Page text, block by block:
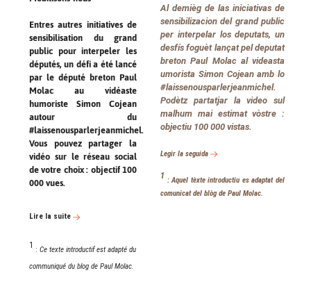
Entres autres initiatives de
sensibilisation du grand
public pour interpeler les
députés, un défi a été lancé
par le député breton Paul
Molac au vidéaste
humoriste Simon Cojean
autour du
#laissenousparlerjeanmichel.
Vous pouvez partager la
vidéo sur le réseau social
de votre choix : objectif 100
000 vues.
Lire la suite
1 : Ce texte introductif est adapté du
communiqué du blog de Paul Molac.
Al demièg de las iniciativas de
sensibilizacion del grand public
per interpelar los deputats, un
desfís foguèt lançat pel deputat
breton Paul Molac al videasta
umorista Simon Cojean amb lo
#laissenousparlerjeanmichel.
Podètz partatjar la video sul
malhum mai estimat vòstre :
objectiu 100 000 vistas.
Legir la seguida
1 : Aquel tèxte introductiu es adaptat del
comunicat del blòg de Paul Molac.